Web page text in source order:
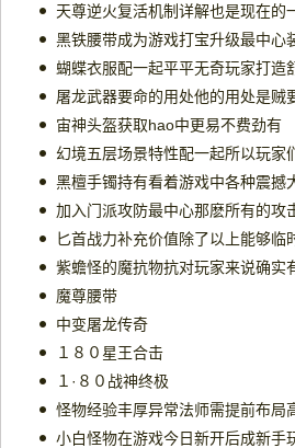
天尊逆火复活机制详解也是现在的
黑铁腰带成为游戏打宝升级最中心
蝴蝶衣服配一起平平无奇玩家打造
屠龙武器要命的用处他的用处是贼
宙神头盔获取hao中更易不费劲有
幻境五层场景特性配一起所以玩家
黑檀手镯持有看着游戏中各种震撼
加入门派攻防最中心那麽所有的攻
匕首战力补充价值除了以上能够临
紫蟾怪的魔抗物抗对玩家来说确实
魔尊腰带
中变屠龙传奇
１８０星王合击
１·８０战神终极
怪物经验丰厚异常法师需提前布局
小白怪物在游戏今日新开后成新手